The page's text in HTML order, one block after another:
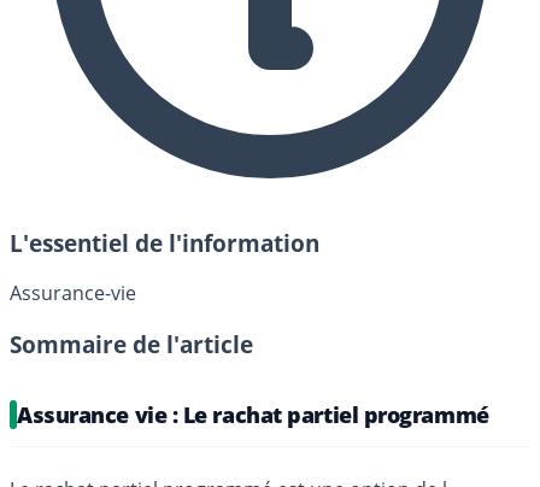
L'essentiel de l'information
Assurance-vie
Sommaire de l'article
Assurance vie : Le rachat partiel programmé